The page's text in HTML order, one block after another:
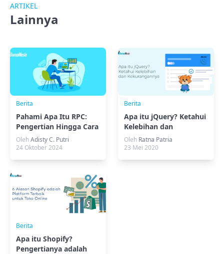
ARTIKEL
Lainnya
Berita
Pahami Apa Itu RPC:
Pengertian Hingga Cara
Kerjanya
OlehAdisty C. Putri
24 Oktober 2024
Berita
Apa itu jQuery? Ketahui
Kelebihan dan
Kekurangannya
Oleh Ratna Patria
23 Mei 2020
Berita
Apa itu Shopify?
Pengertianya adalah